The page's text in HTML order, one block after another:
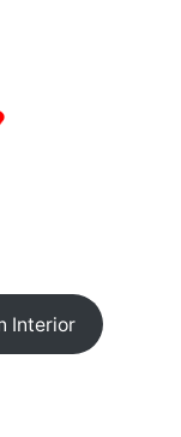
Interior